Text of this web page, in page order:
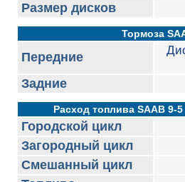
Размер дисков
Тормоза
Передние
Задние
Расход топлива SAAB 9-
Городской цикл
Загородный цикл
Смешанный цикл